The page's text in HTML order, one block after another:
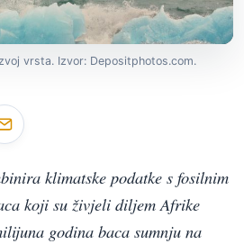
vrsta. Izvor: Depositphotos.com.
klimatske podatke s fosilnim
koji su živjeli diljem Afrike
godina baca sumnju na